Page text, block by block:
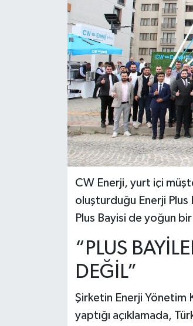
CW Enerji, yurt içi
oluşturduğu Enerji
Plus Bayisi de yoğun bir
“PLUS
DEĞİL”
Şirketin Enerji Yönetim
yaptığı açıklamada,
Sağlık & Yaşam